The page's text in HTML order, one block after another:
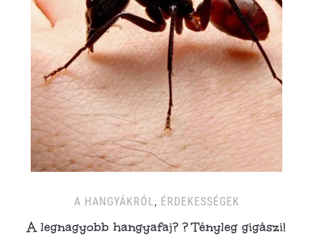
A HANGYÁKRÓL , ÉRDEKESSÉGEK
A legnagyobb hangyafaj? ? Tényleg gigászi!